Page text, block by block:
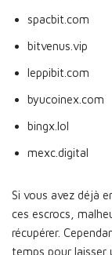
spacbit.com
bitvenus.vip
leppibit.com
byucoinex.com
bingx.lol
mexc.digital
Si vous avez déjà
ces escrocs,
récupérer.
temps pour laisser